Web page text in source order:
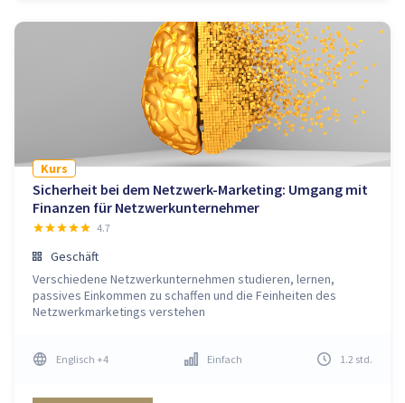
Kurs
Sicherheit bei dem Netzwerk-Marketing: Umgang mit
Finanzen für Netzwerkunternehmer
4.7
Geschäft
Verschiedene Netzwerkunternehmen studieren, lernen,
passives Einkommen zu schaffen und die Feinheiten des
Netzwerkmarketings verstehen
Englisch +4 Einfach 1.2 std.